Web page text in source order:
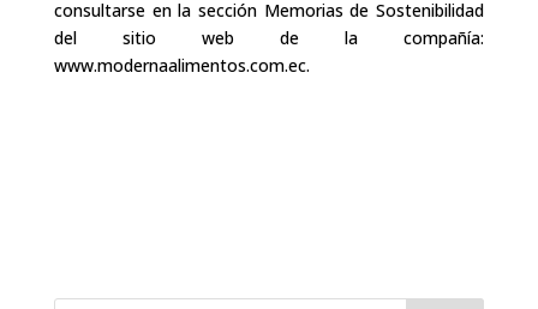
consultarse en la sección Memorias de Sostenibilidad
del sitio web de la compañía:
www.modernaalimentos.com.ec.